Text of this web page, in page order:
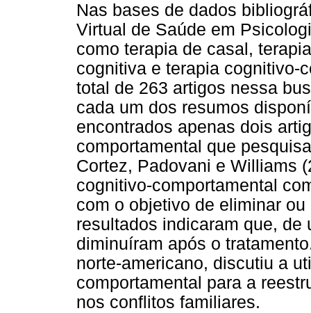
Nas bases de dados
Virtual de Saúde em
como terapia de casal,
cognitiva e terapia cognitivo-
total de 263 artigos nessa
cada um dos resumos
encontrados apenas dois
comportamental que
Cortez, Padovani e Williams
cognitivo-comportamental
com o objetivo de eliminar
resultados indicaram que, de
diminuíram após o
norte-americano, discutiu a
comportamental para a
nos conflitos familiares.